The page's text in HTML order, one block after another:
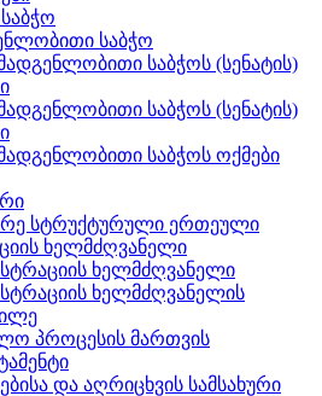
საბჭო
საბჭოს (სენატის)
საბჭოს (სენატის)
საბჭოს ოქმები
სტრუქტურული ერთეული
ხელმძღვანელი
ხელმძღვანელი
ხელმძღვანელის
პროცესის მართვის
და აღრიცხვის სამსახური